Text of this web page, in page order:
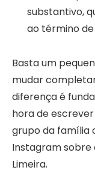
substantivo,
ao término
Basta um
mudar
diferença é
hora de
grupo da família
Instagram
Limeira.